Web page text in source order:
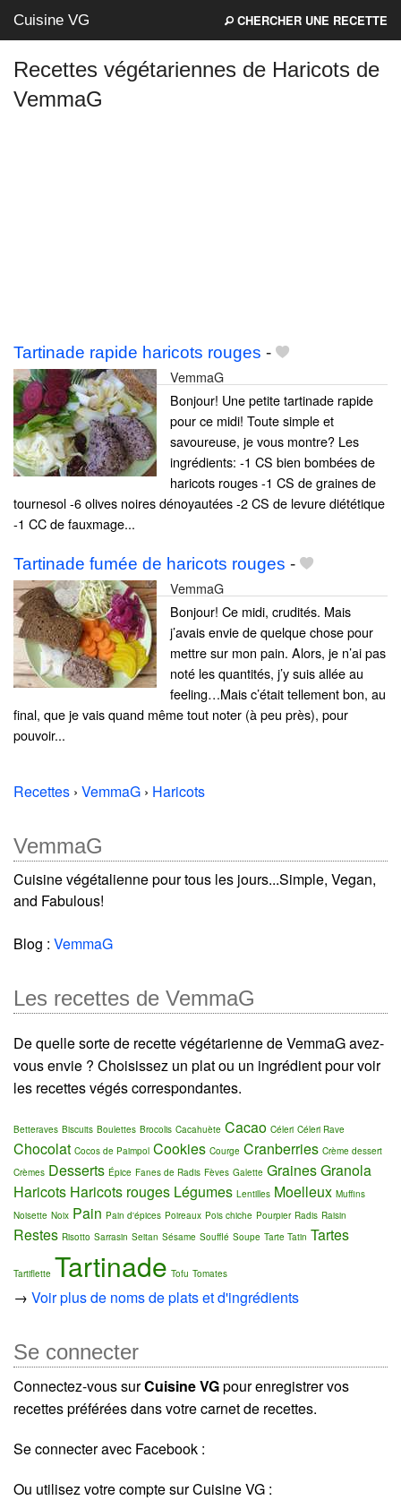
Cuisine VG CHERCHER UNE RECETTE
Recettes végétariennes de Haricots de
VemmaG
Tartinade rapide haricots rouges -
VemmaG
Bonjour! Une petite tartinade rapide
pour ce midi! Toute simple et
savoureuse, je vous montre? Les
ingrédients: -1 CS bien bombées de
haricots rouges -1 CS de graines de
tournesol -6 olives noires dénoyautées -2 CS de levure diététique
-1 CC de fauxmage...
Tartinade fumée de haricots rouges -
VemmaG
Bonjour! Ce midi, crudités. Mais
j’avais envie de quelque chose pour
mettre sur mon pain. Alors, je n’ai pas
noté les quantités, j’y suis allée au
feeling…Mais c’était tellement bon, au
final, que je vais quand même tout noter (à peu près), pour
pouvoir...
Recettes › VemmaG › Haricots
VemmaG
Cuisine végétalienne pour tous les jours...Simple, Vegan,
and Fabulous!
Blog : VemmaG
Les recettes de VemmaG
De quelle sorte de recette végétarienne de VemmaG avez-
vous envie ? Choisissez un plat ou un ingrédient pour voir
les recettes végés correspondantes.
Betteraves Biscuits Boulettes Brocolis Cacahuète Cacao Céleri Céleri Rave
Chocolat Cocos de Paimpol Cookies Courge Cranberries Crème dessert
Crèmes Desserts Épice Fanes de Radis Fèves Galette GrainesGranola
Haricots Haricots rouges Légumes Lentilles Moelleux Muffins
Noisette Noix Pain Pain d'épices Poireaux Pois chiche Pourpier Radis Raisin
Restes Risotto Sarrasin Seitan Sésame Soufflé Soupe Tarte Tatin Tartes
Tartiflette Tartinade Tofu Tomates
→ Voir plus de noms de plats et d'ingrédients
Se connecter
Connectez-vous surCuisine VGpour enregistrer vos
recettes préférées dans votre carnet de recettes.
Se connecter avec Facebook :
Ou utilisez votre compte sur Cuisine VG :